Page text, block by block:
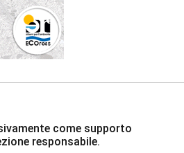
come supporto
responsabile.